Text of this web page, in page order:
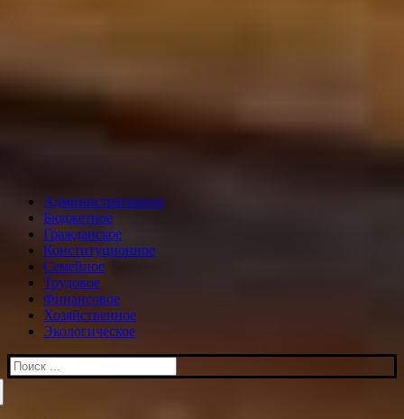
Административное
Бюджетное
Гражданское
Конституционное
Семейное
Трудовое
Финансовое
Хозяйственное
Экологическое
Искать: